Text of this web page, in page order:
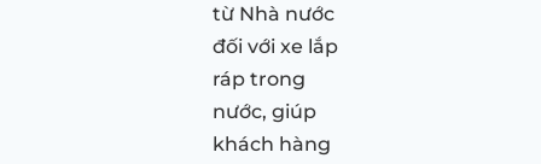
từ Nhà nước
đối với xe lắp
ráp trong
nước, giúp
khách hàng